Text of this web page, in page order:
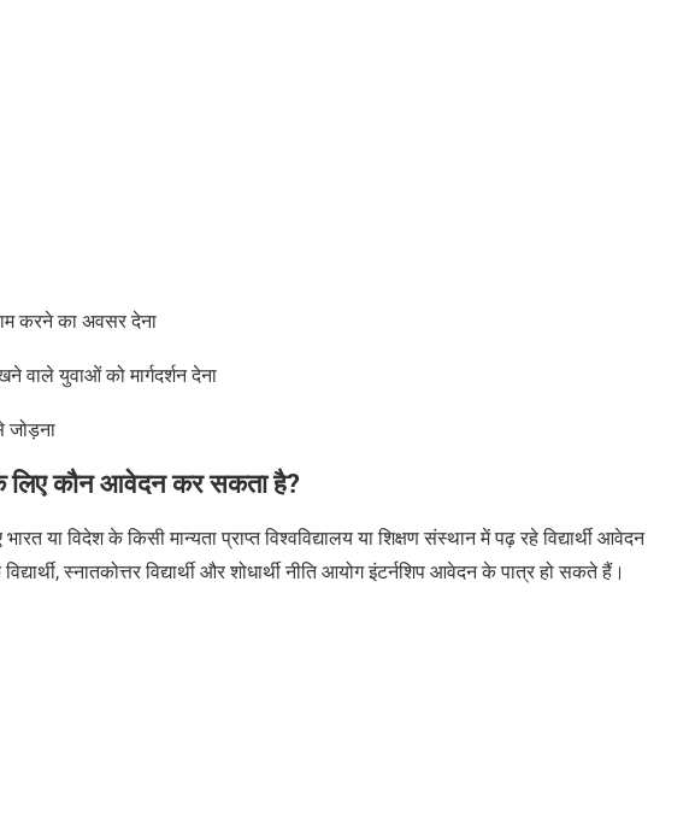
करने का अवसर देना
वाले युवाओं को मार्गदर्शन देना
जोड़ना
लिए कौन आवेदन कर सकता है?
या विदेश के किसी मान्यता प्राप्त विश्वविद्यालय या शिक्षण संस्थान में पढ़ रहे विद्यार्थी आवेदन
स्नातकोत्तर विद्यार्थी और शोधार्थीनीति आयोग इंटर्नशिप आवेदनके पात्र हो सकते हैं।